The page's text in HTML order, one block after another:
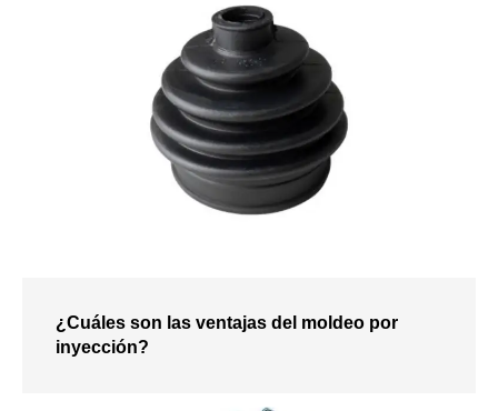
¿Cuáles son las ventajas del moldeo por
inyección?